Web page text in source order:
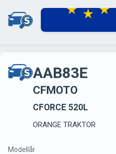
AAB83E
CFMOTO
CFORCE 520L
ORANGE TRAKTOR
Modellår